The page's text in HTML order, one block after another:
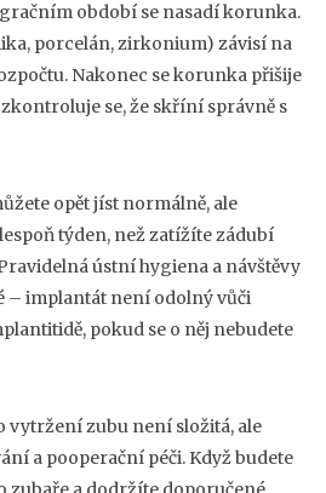
období se nasadí korunka.
porcelán, zirkonium) závisí na
Nakonec se korunka přišije
se, že skříní správně s
opět jíst normálně, ale
týden, než zatížíte zádubí
ústní hygiena a návštěvy
– implantát není odolný vůči
pokud se o něj nebudete
vytržení zubu není složitá, ale
a pooperační péči. Když budete